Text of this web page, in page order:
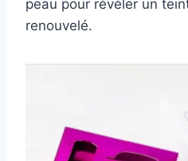
peau pour révéler un
renouvelé.